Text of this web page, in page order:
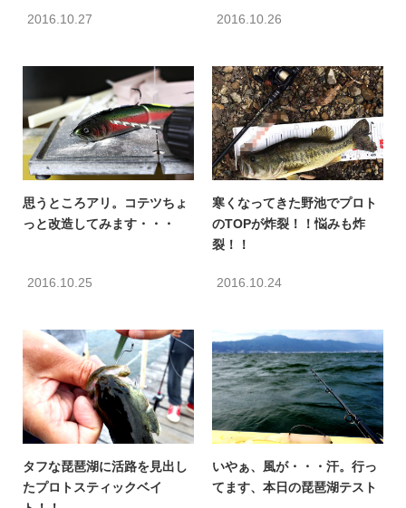
2016.10.27 2016.10.26
思うところアリ。コテツちょ
っと改造してみます・・・
2016.10.25
寒くなってきた野池でプロト
のTOPが炸裂！！悩みも炸
裂！！
2016.10.24
タフな琵琶湖に活路を見出し
たプロトスティックベイ
いやぁ、風が・・・汗。行っ
てます、本日の琵琶湖テスト